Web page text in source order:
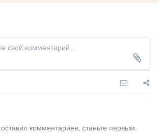
комментариев, станьте первым.